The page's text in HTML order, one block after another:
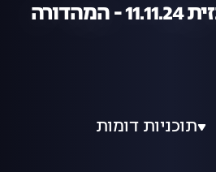
המהדורה המרכזית 11.11.24 - המהדורה
תוכניות דומות